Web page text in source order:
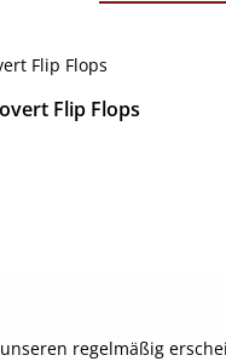
Flip Flops
regelmäßig